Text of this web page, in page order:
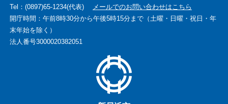
Tel：(0897)65-1234(代表)
メールでのお問い合わせはこちら
開庁時間：午前8時30分から午後5時15分まで（土曜・日曜・祝日・年
末年始を除く）
法人番号3000020382051